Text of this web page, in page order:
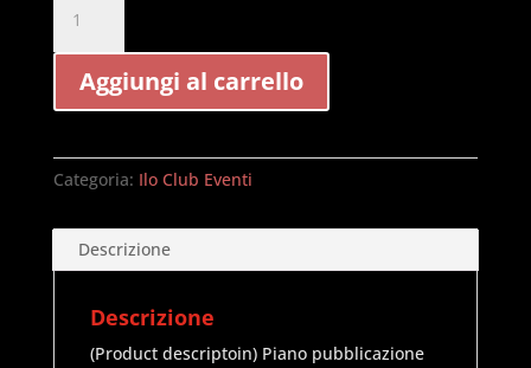
Basic
(365
quantità
Aggiungi al carrello
Categoria: Ilo Club Eventi
Descrizione
Descrizione
(Product descriptoin) Piano pubblicazione